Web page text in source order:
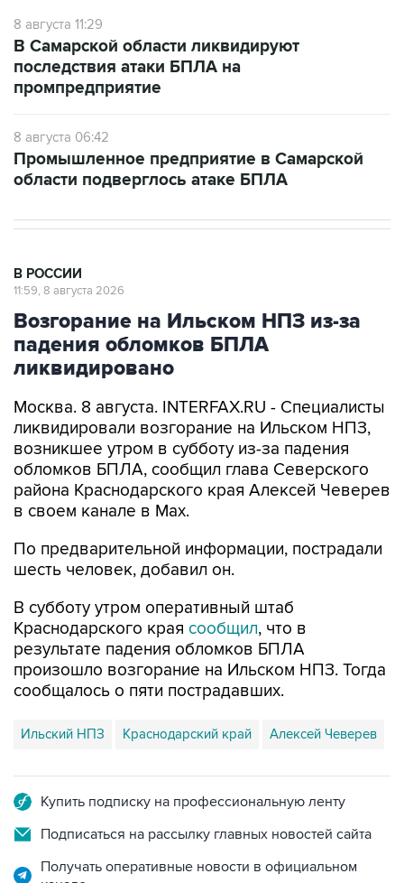
8 августа 11:29
В Самарской области ликвидируют
последствия атаки БПЛА на
промпредприятие
8 августа 06:42
Промышленное предприятие в Самарской
области подверглось атаке БПЛА
В РОССИИ
11:59, 8 августа 2026
Возгорание на Ильском НПЗ из-за
падения обломков БПЛА
ликвидировано
Москва. 8 августа. INTERFAX.RU - Специалисты
ликвидировали возгорание на Ильском НПЗ,
возникшее утром в субботу из-за падения
обломков БПЛА, сообщил глава Северского
района Краснодарского края Алексей Чеверев
в своем канале в Max.
По предварительной информации, пострадали
шесть человек, добавил он.
В субботу утром оперативный штаб
Краснодарского края сообщил, что в
результате падения обломков БПЛА
произошло возгорание на Ильском НПЗ. Тогда
сообщалось о пяти пострадавших.
Ильский НПЗ Краснодарский край Алексей Чеверев
Купить подписку на профессиональную ленту
Подписаться на рассылку главных новостей сайта
Получать оперативные новости в официальном